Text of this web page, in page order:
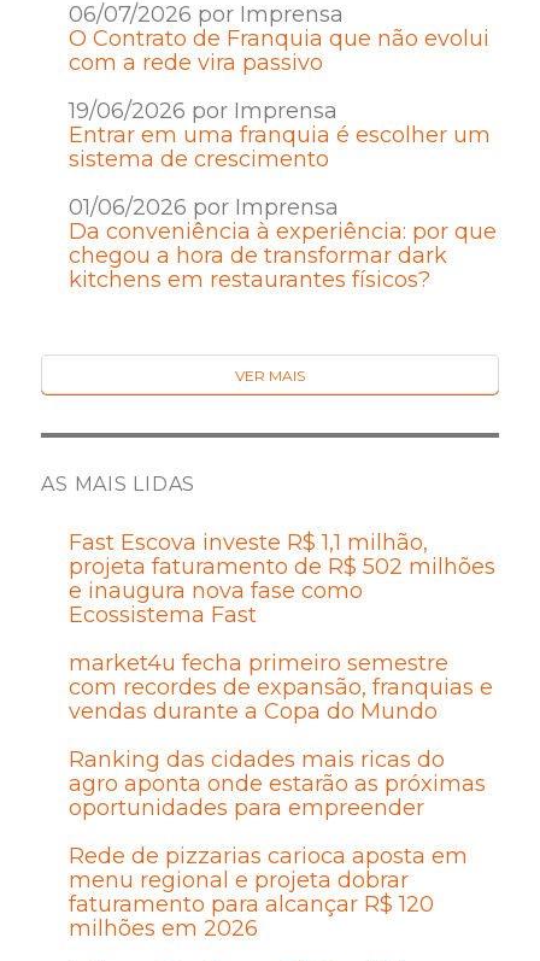
06/07/2026 por Imprensa
O Contrato de Franquia que não evolui
com a rede vira passivo
19/06/2026 por Imprensa
Entrar em uma franquia é escolher um
sistema de crescimento
01/06/2026 por Imprensa
Da conveniência à experiência: por que
chegou a hora de transformar dark
kitchens em restaurantes físicos?
VER MAIS
AS MAIS LIDAS
Fast Escova investe R$ 1,1 milhão,
projeta faturamento de R$ 502 milhões
e inaugura nova fase como
Ecossistema Fast
market4u fecha primeiro semestre
com recordes de expansão, franquias e
vendas durante a Copa do Mundo
Ranking das cidades mais ricas do
agro aponta onde estarão as próximas
oportunidades para empreender
Rede de pizzarias carioca aposta em
menu regional e projeta dobrar
faturamento para alcançar R$ 120
milhões em 2026